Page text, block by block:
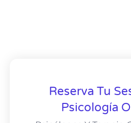
Reserva Tu
Psicología